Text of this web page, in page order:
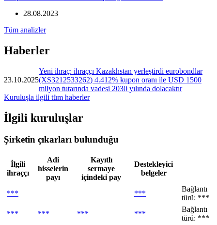
28.08.2023
Tüm analizler
Haberler
23.10.2025
Yeni ihraç: ihraççı Kazakhstan yerleştirdi eurobondlar
(XS3212533262) 4.412% kupon oranı ile USD 1500
milyon tutarında vadesi 2030 yılında dolacaktır
Kuruluşla ilgili tüm haberler
İlgili kuruluşlar
Şirketin çıkarları bulunduğu
İlgili
ihraççı
Adi
hisselerin
payı
Kayıtlı
sermaye
içindeki pay
Destekleyici
belgeler
*** ***
Bağlantı
türü: ***
***
*** *** ***
Bağlantı
türü: ***